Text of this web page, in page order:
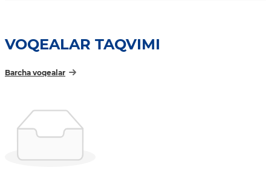
VOQEALAR TAQVIMI
Barcha voqealar